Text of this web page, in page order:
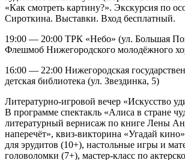
«Как смотреть картину?». Экскурсия по
Сироткина. Выставки. Вход бесплатный.
19:00 — 20:00 ТРК «Небо» (ул. Большая
Флешмоб Нижегородского молодёжного
16:00 — 22:00 Нижегородская
детская библиотека (ул. Звездинка, 5)
Литературно-игровой вечер «Искусство
В программе спектакль «Алиса в стране
литературный вернисаж по книге Лены
наперечёт», квиз-викторина «Угадай
для эрудитов (10+), настольные игры и
головоломки (7+), мастер-класс по